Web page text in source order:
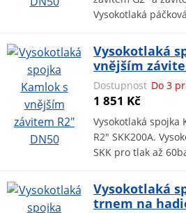
Vysokotlaká
Vysokotlaká
vnějším
Dostupnost Do 3
1 851 Kč
Vysokotlaká spojka
R2" SKK200A.
SKK pro tlak až
Vysokotlaká
trnem na